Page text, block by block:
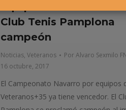
Club Tenis Pamplona
campeón
Noticias, Veteranos PorAlvaro Sexmilo
16 octubre, 2017
El Campeonato Navarro por equipos
Veteranos+35 ya tiene vencedor. El